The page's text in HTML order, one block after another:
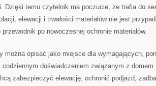
Dzięki temu czytelnik ma poczucie, że trafia do
elewacji i trwałości materiałów nie jest
po nowoczesnej ochronie materiałów.
można opisać jako miejsce dla wymagających,
codziennym doświadczeniem związanym z
zabezpieczyć elewację, ochronić podjazd,